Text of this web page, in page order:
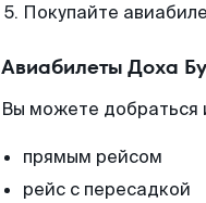
Покупайте
Авиабилеты Доха
Вы можете добраться
прямым рейсом
рейс с пересадкой